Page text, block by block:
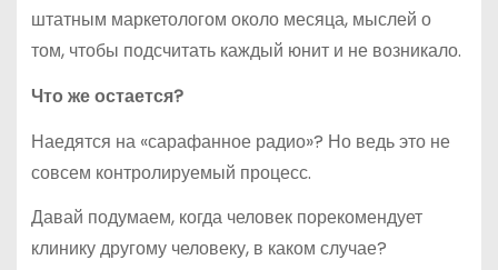
штатным маркетологом около месяца, мыслей о
том, чтобы подсчитать каждый юнит и не возникало.
Что же остается?
Наедятся на «сарафанное радио»? Но ведь это не
совсем контролируемый процесс.
Давай подумаем, когда человек порекомендует
клинику другому человеку, в каком случае?